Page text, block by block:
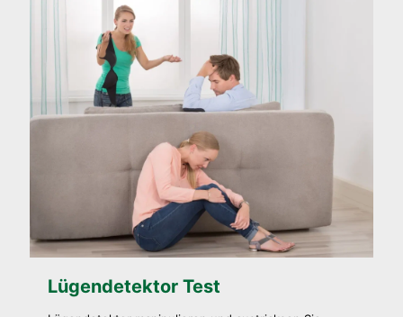
Lügendetektor Test